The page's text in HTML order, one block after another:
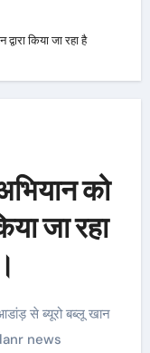
किया जा रहा है
को
जा रहा
से ब्यूरो बब्लू खान
news